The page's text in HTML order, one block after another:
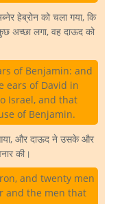
हेब्रोन को चला गया, कि
अच्छा लगा, वह दाऊद को
of Benjamin: and
ears of David in
Israel, and that
of Benjamin.
और दाऊद ने उसके और
की।
and twenty men
and the men that